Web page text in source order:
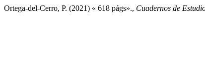
Ortega-del-Cerro, P. (2021) « 618 págs»., Cuadernos de